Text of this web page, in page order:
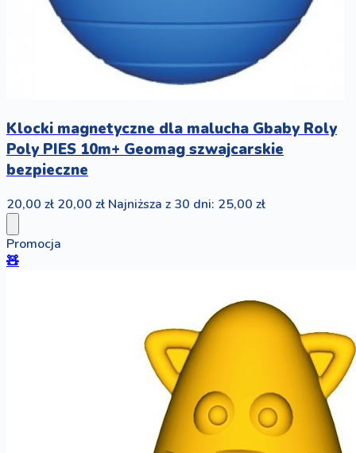
Klocki magnetyczne dla malucha Gbaby Roly
Poly PIES 10m+ Geomag szwajcarskie
bezpieczne
20,00 zł 20,00 zł Najniższa z 30 dni: 25,00 zł
Promocja
🧸